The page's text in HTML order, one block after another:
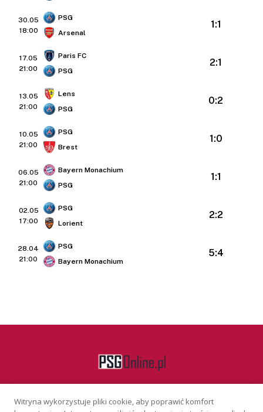
30.05
18:00
PSG
Arsenal
1:1
17.05
21:00
Paris FC
PSG
2:1
13.05
21:00
Lens
PSG
0:2
10.05
21:00
PSG
Brest
1:0
06.05
21:00
Bayern Monachium
PSG
1:1
02.05
17:00
PSG
Lorient
2:2
28.04
21:00
PSG
Bayern Monachium
5:4
Facebook
Witryna wykorzystuje pliki cookie, aby poprawić komfort